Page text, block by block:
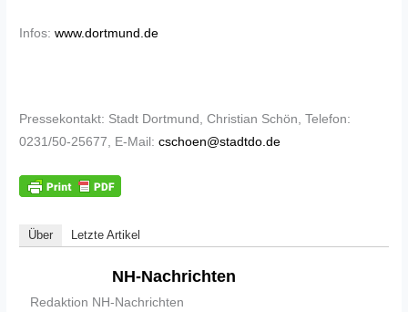
Infos:www.dortmund.de
Pressekontakt: Stadt Dortmund, Christian Schön, Telefon:
0231/50-25677, E-Mail:cschoen@stadtdo.de
Über Letzte Artikel
NH-Nachrichten
Redaktion NH-Nachrichten